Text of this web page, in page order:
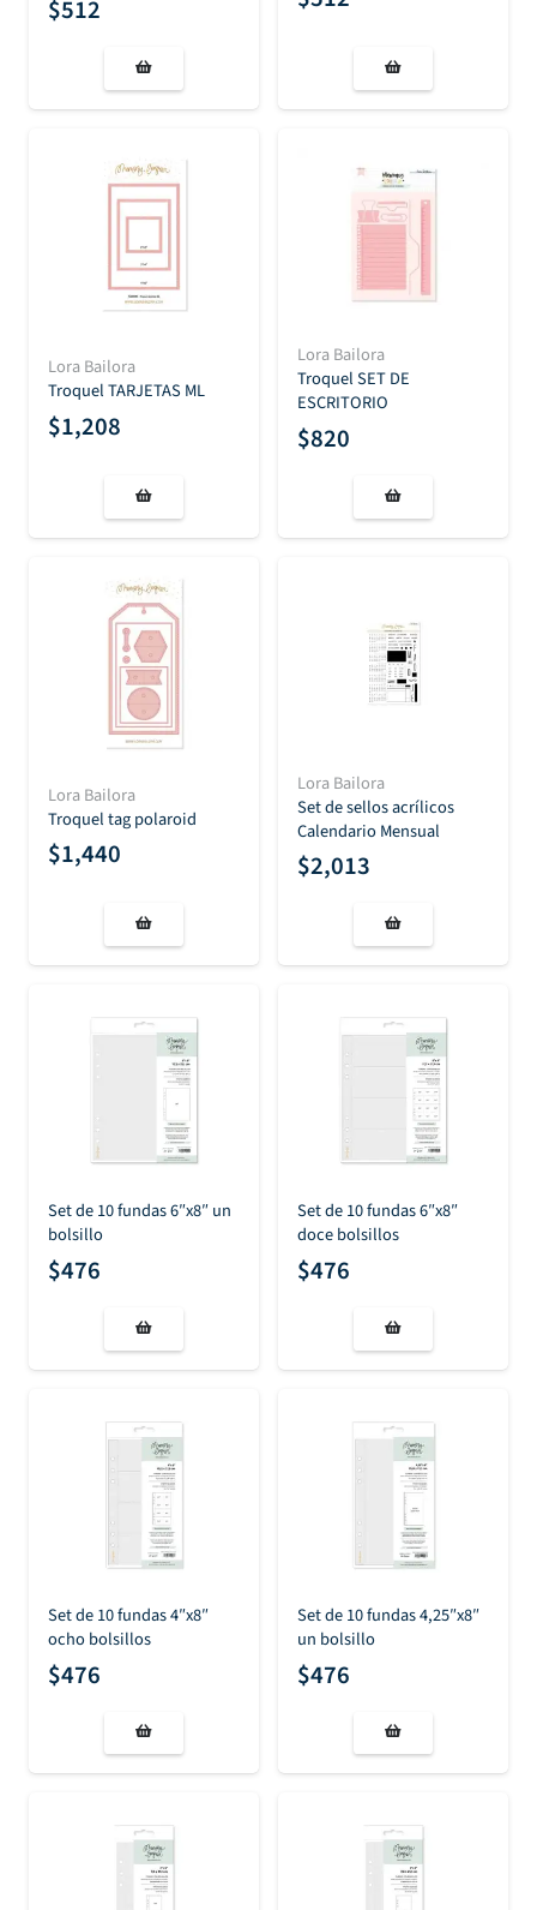
$512
Lora Bailora
Troquel TARJETAS ML
$1,208
Lora Bailora
Troquel SET DE
ESCRITORIO
$820
Lora Bailora
Troquel tag polaroid
$1,440
Lora Bailora
Set de sellos acrílicos
Calendario Mensual
$2,013
Set de 10 fundas 6″x8″ un
bolsillo
$476
Set de 10 fundas 6″x8″
doce bolsillos
$476
Set de 10 fundas 4″x8″
ocho bolsillos
$476
Set de 10 fundas 4,25″x8″
un bolsillo
$476